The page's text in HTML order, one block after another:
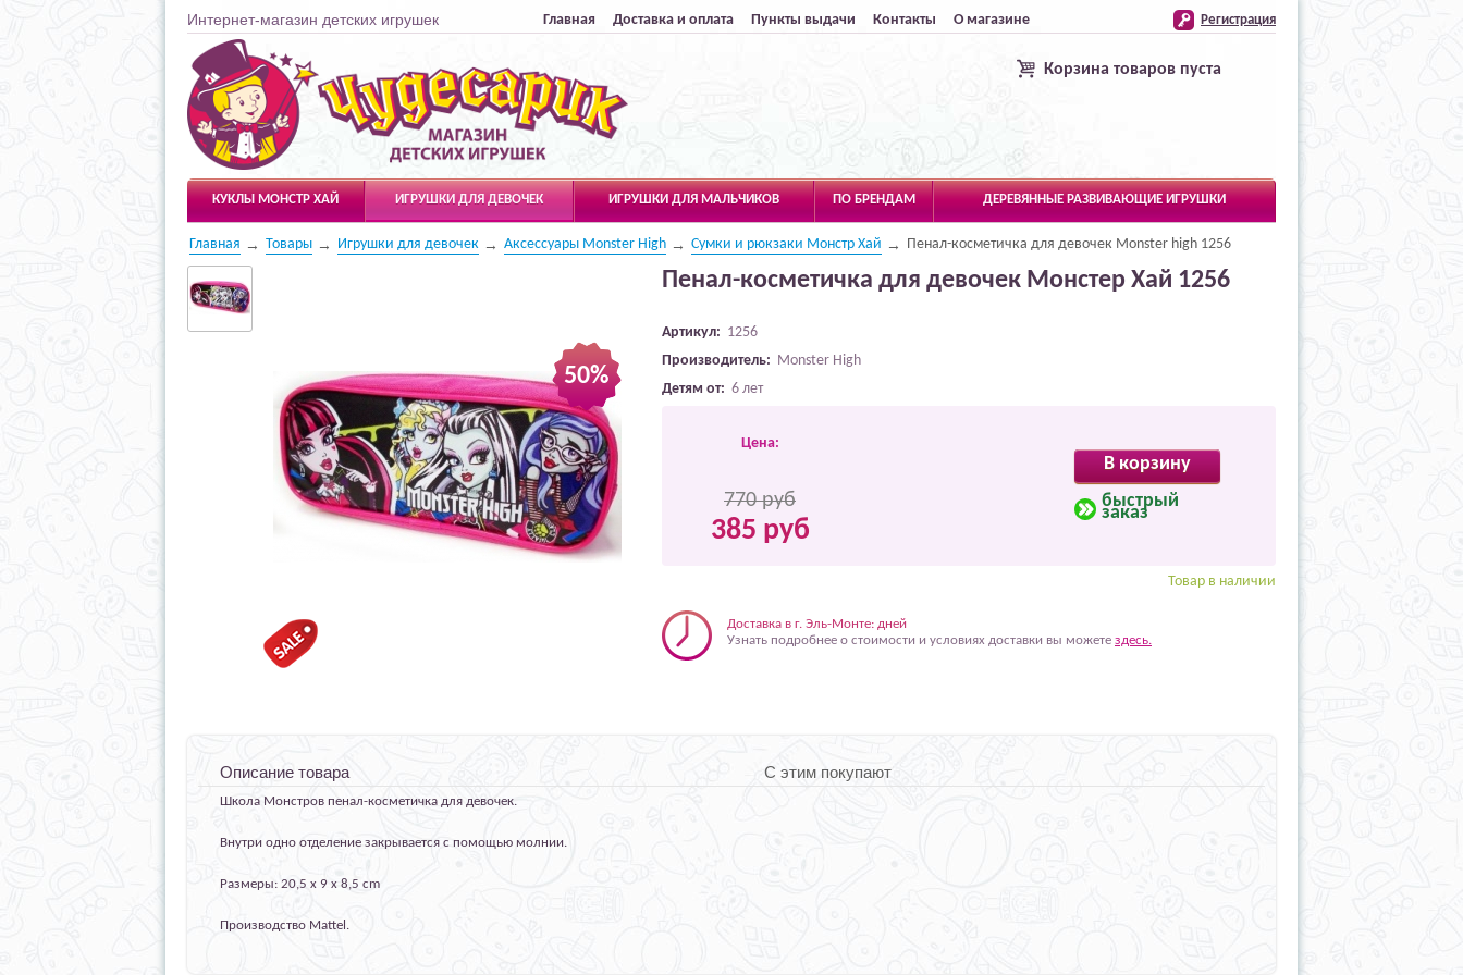
Интернет-магазин детских игрушек Главная Доставка и оплата Пункты выдачи Контакты О магазине Регистрация
Чудесарик
Корзина товаров пуста
КУКЛЫ МОНСТР ХАЙ ИГРУШКИ ДЛЯ ДЕВОЧЕК ИГРУШКИ ДЛЯ МАЛЬЧИКОВ ПО БРЕНДАМ ДЕРЕВЯННЫЕ РАЗВИВАЮЩИЕ ИГРУШКИ
Главная Товары Игрушки для девочек Аксессуары Monster High Сумки и рюкзаки Монстр Хай Пенал-косметичка для девочек Monster high 1256
50%
Пенал-косметичка для девочек Монстер Хай 1256
Артикул: 1256
Производитель: Monster High
Детям от: 6 лет
В корзину
быстрый
заказ
Цена:
770 руб
385 руб
Товар в наличии
Доставка в г. Эль-Монте: дней
Узнать подробнее о стоимости и условиях доставки вы можете здесь.
Описание товара С этим покупают
Школа Монстров пенал-косметичка для девочек.
Внутри одно отделение закрывается с помощью молнии.
Размеры: 20,5 x 9 x 8,5 cm
Производство Mattel.